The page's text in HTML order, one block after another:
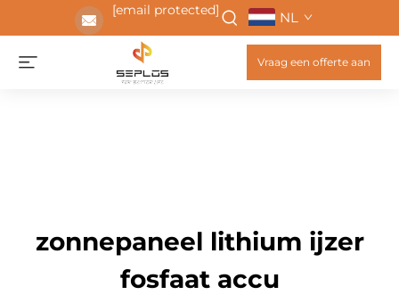
[email protected] NL
Vraag een offerte aan
zonnepaneel lithium ijzer
fosfaat accu